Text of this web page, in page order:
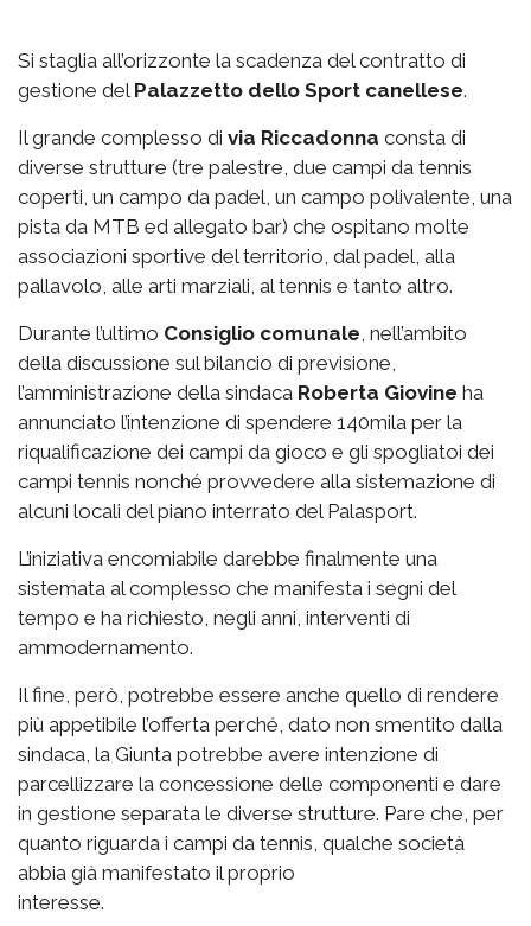
Si staglia all’orizzonte la scadenza del contratto di
gestione del Palazzetto dello Sport canellese.
Il grande complesso di via Riccadonna consta di
diverse strutture (tre palestre, due campi da tennis
coperti, un campo da padel, un campo polivalente, una
pista da MTB ed allegato bar) che ospitano molte
associazioni sportive del territorio, dal padel, alla
pallavolo, alle arti marziali, al tennis e tanto altro.
Durante l’ultimo Consiglio comunale , nell’ambito
della discussione sul bilancio di previsione,
l’amministrazione della sindaca Roberta Giovine ha
annunciato l’intenzione di spendere 140mila per la
riqualificazione dei campi da gioco e gli spogliatoi dei
campi tennis nonché provvedere alla sistemazione di
alcuni locali del piano interrato del Palasport.
L’iniziativa encomiabile darebbe finalmente una
sistemata al complesso che manifesta i segni del
tempo e ha richiesto, negli anni, interventi di
ammodernamento.
Il fine, però, potrebbe essere anche quello di rendere
più appetibile l’offerta perché, dato non smentito dalla
sindaca, la Giunta potrebbe avere intenzione di
parcellizzare la concessione delle componenti e dare
in gestione separata le diverse strutture. Pare che, per
quanto riguarda i campi da tennis, qualche società
abbia già manifestato il proprio
interesse.